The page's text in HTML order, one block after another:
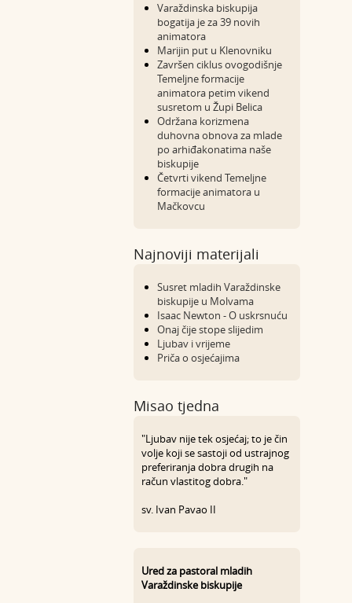
Varaždinska biskupija
bogatija je za 39 novih
animatora
Marijin put u Klenovniku
Završen ciklus ovogodišnje
Temeljne formacije
animatora petim vikend
susretom u Župi Belica
Održana korizmena
duhovna obnova za mlade
po arhiđakonatima naše
biskupije
Četvrti vikend Temeljne
formacije animatora u
Mačkovcu
Najnoviji materijali
Susret mladih Varaždinske
biskupije u Molvama
Isaac Newton - O uskrsnuću
Onaj čije stope slijedim
Ljubav i vrijeme
Priča o osjećajima
Misao tjedna
"Ljubav nije tek osjećaj; to je čin
volje koji se sastoji od ustrajnog
preferiranja dobra drugih na
račun vlastitog dobra."
sv. Ivan Pavao II
Ured za pastoral mladih
Varaždinske biskupije